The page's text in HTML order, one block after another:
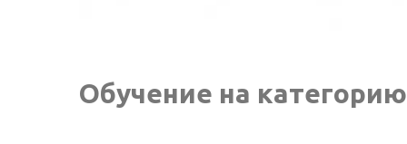
Обучение на